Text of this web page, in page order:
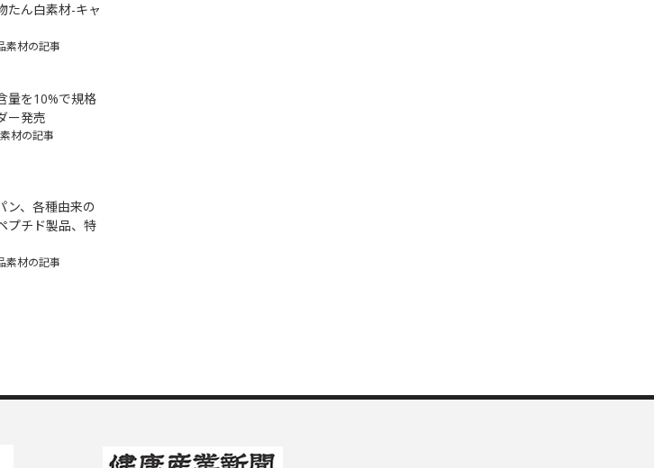
たん白素材-キャ
素材の記事
量を10%で規格
ー発売
材の記事
ン、各種由来の
プチド製品、特
素材の記事